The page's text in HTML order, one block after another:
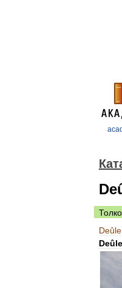
Deûle
Deûle